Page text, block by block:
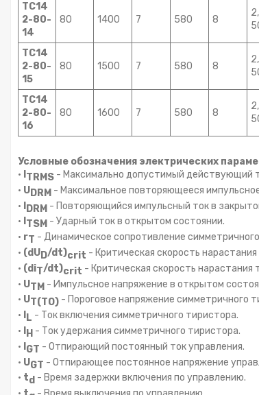
ТС14
2-80-
14
80 1400 7 580 8
ТС14
2-80-
15
80 1500 7 580 8
ТС14
2-80-
16
80 1600 7 580 8
Условные обозначения электрических
• TRMS - Максимально допустимый действующий
• UDRM - Максимальное повторяющееся
• DRM - Повторяющийся импульсный ток в
• ITSM - Ударный ток в открытом состоянии.
• rT - Динамическое сопротивление
• (dUD/dt)crit - Критическая скорость
• (diT/dt)crit - Критическая скорость нарастания
• UTM - Импульсное напряжение в открытом
• UT(TO) - Пороговое напряжение симметричного
•
L - Ток включения симметричного тиристора.
•
H - Ток удержания симметричного тиристора.
• GT - Отпирающий постоянный ток управления.
• UGT - Отпирающее постоянное напряжение
• td - Время задержки включения по управлению.